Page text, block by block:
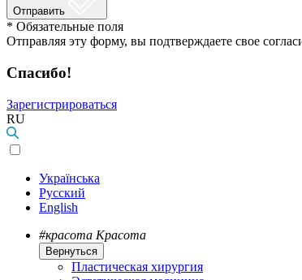
Отправить
* Обязательные поля
Отправляя эту форму, вы подтверждаете свое
Спасибо!
Зарегистрироваться
RU
Українська
Русский
English
#красота Красота
Вернуться
Пластическая хирургия